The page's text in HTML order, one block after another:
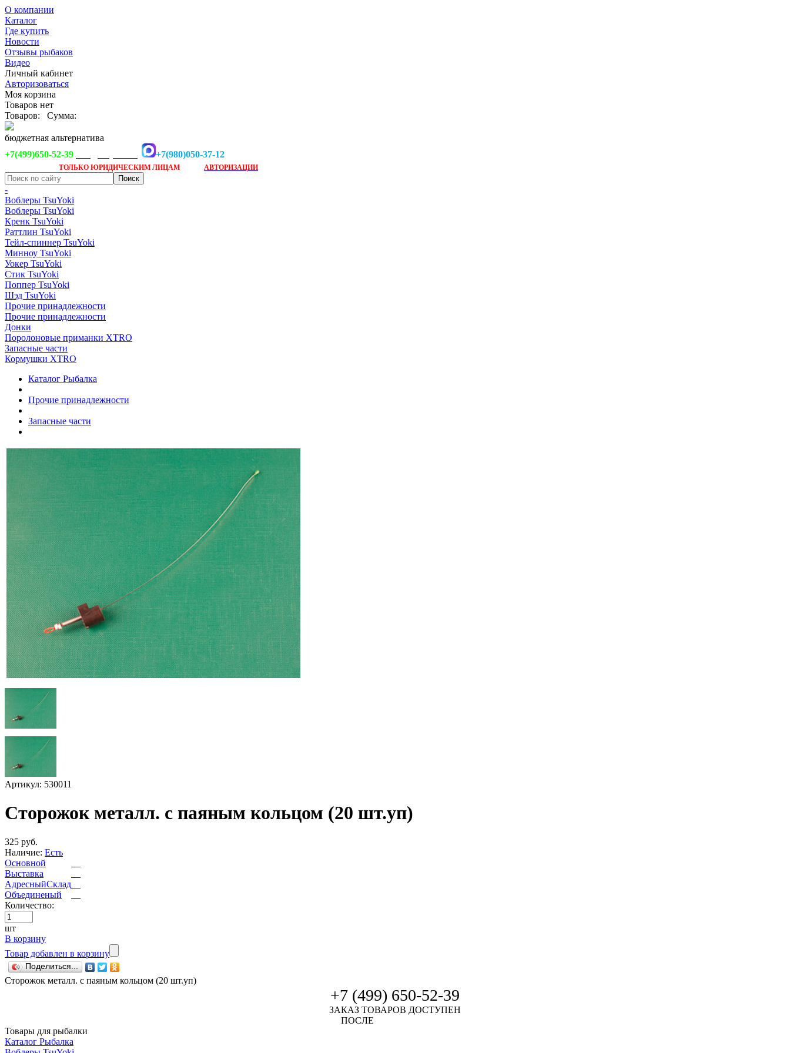
О компании
Каталог
Где купить
Новости
Отзывы рыбаков
Видео
Личный кабинет
Авторизоваться
Моя корзина
Товаров нет
Товаров:
Сумма:
бюджетная альтернатива
+7(499)650-52-39
+7(980)050-37-12
ТОЛЬКО ЮРИДИЧЕСКИМ ЛИЦАМ АВТОРИЗАЦИИ
-
Воблеры TsuYoki
Воблеры TsuYoki
Кренк TsuYoki
Раттлин TsuYoki
Тейл-спиннер TsuYoki
Минноу TsuYoki
Уокер TsuYoki
Стик TsuYoki
Поппер TsuYoki
Шэд TsuYoki
Прочие принадлежности
Прочие принадлежности
Донки
Поролоновые приманки XTRO
Запасные части
Кормушки XTRO
Каталог Рыбалка
Прочие принадлежности
Запасные части
Артикул: 530011
Сторожок металл. с паяным кольцом (20 шт.уп)
325 руб.
Наличие: Есть
Основной
Выставка
АдресныйСклад
Объединеный
Количество:
шт
В корзину
Товар добавлен в корзину
Поделиться...
Сторожок металл. с паяным кольцом (20 шт.уп)
+7 (499) 650-52-39
ЗАКАЗ ТОВАРОВ ДОСТУПЕН
ПОСЛЕ
Товары для рыбалки
Каталог Рыбалка